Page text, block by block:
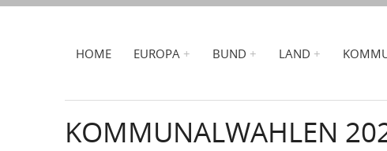
HOME EUROPA BUND LAND
KOMMUNALWAHLEN